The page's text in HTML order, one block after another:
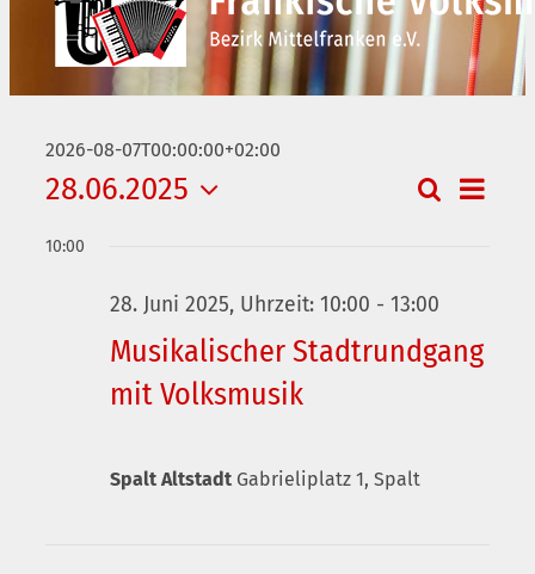
2026-08-07T00:00:00+02:00
Suche
Tag
28.06.2025
wählen.
10:00
Musikalischer Stadtrundgang
mit Volksmusik
28. Juni 2025, Uhrzeit: 10:00 - 13:00
Spalt Altstadt Gabrieliplatz 1, Spalt